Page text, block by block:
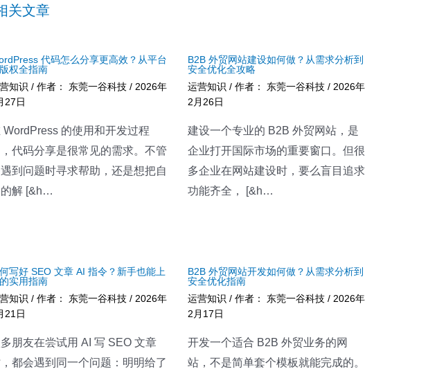
关文章
代码怎么分享更高效？从平台
权全指南
知识 / 作者： 东莞一谷科技 / 2026年
27日
WordPress 的使用和开发过程
代码分享是很常见的需求。不管
到问题时寻求帮助，还是想把自
解 [&h…
B2B 外贸网站建设如何做？从需求分析到
安全优化全攻略
运营知识 / 作者： 东莞一谷科技 / 2026年
2月26日
建设一个专业的 B2B 外贸网站，是
企业打开国际市场的重要窗口。但很
多企业在网站建设时，要么盲目追求
功能齐全， [&h…
写好 SEO 文章 AI 指令？新手也能上
实用指南
知识 / 作者： 东莞一谷科技 / 2026年
21日
朋友在尝试用 AI 写 SEO 文章
都会遇到同一个问题：明明给了
B2B 外贸网站开发如何做？从需求分析到
安全优化指南
运营知识 / 作者： 东莞一谷科技 / 2026年
2月17日
开发一个适合 B2B 外贸业务的网
站，不是简单套个模板就能完成的。